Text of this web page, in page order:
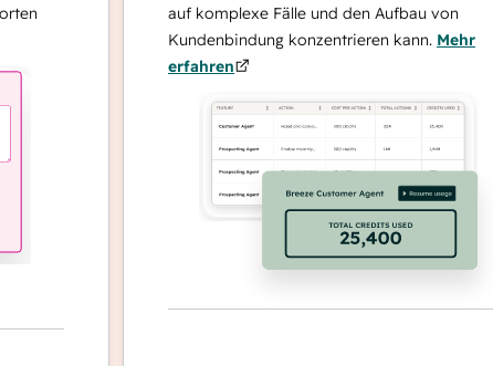
auf komplexe Fälle und den Aufbau von
Kundenbindung konzentrieren kann.Mehr
erfahren